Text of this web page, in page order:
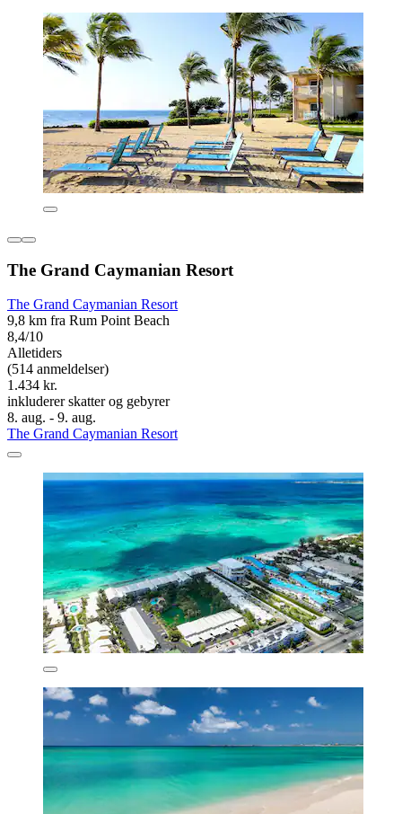
The Grand Caymanian Resort
The Grand Caymanian Resort
9,8 km fra Rum Point Beach
8,4/10
Alletiders
(514 anmeldelser)
1.434 kr.
inkluderer skatter og gebyrer
8. aug. - 9. aug.
The Grand Caymanian Resort